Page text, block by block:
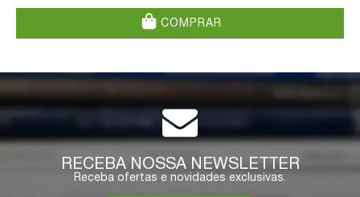
COMPRAR
RECEBA NOSSA NEWSLETTER
Receba ofertas e novidades exclusivas.